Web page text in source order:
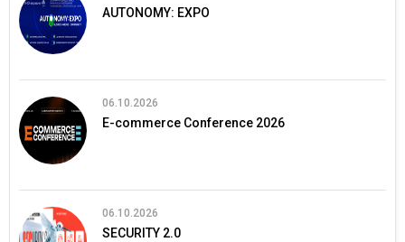
AUTONOMY: EXPO
06.10.2026
E-commerce Conference 2026
06.10.2026
SECURITY 2.0